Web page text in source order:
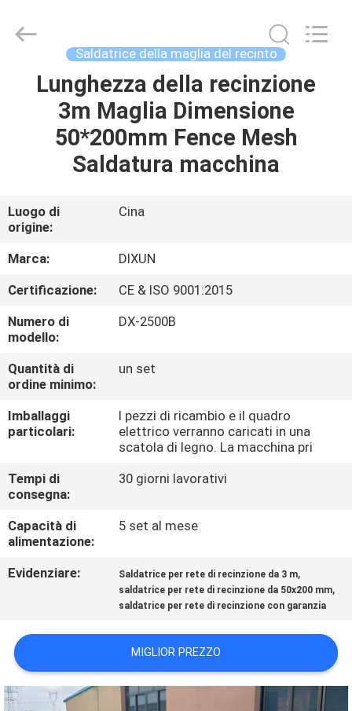
CASA
PRODOTTI
DI
VR
CIRCA
NOI
GIRO
DELLA
FABBRICA
CONTROLLO
DI
QUALITÀ
CONTATTICI
CITAZIONE
Mesh
Products
Saldatrice della maglia del recinto
Lunghezza della recinzione
3m Maglia Dimensione
50*200mm Fence Mesh
Saldatura macchina
Luogo di
origine:
Cina
Marca:
DIXUN
Certificazione:
CE & ISO 9001:2015
Numero di
modello:
DX-2500B
Quantità di
ordine minimo:
un set
Imballaggi
particolari:
I pezzi di ricambio e il quadro
elettrico verranno caricati in una
scatola di legno. La macchina pri
Tempi di
consegna:
30 giorni lavorativi
Capacità di
alimentazione:
5 set al mese
Evidenziare: Saldatrice per rete di recinzione da 3 m,
saldatrice per rete di recinzione da 50x200 mm,
saldatrice per rete di recinzione con garanzia
MIGLIOR PREZZO